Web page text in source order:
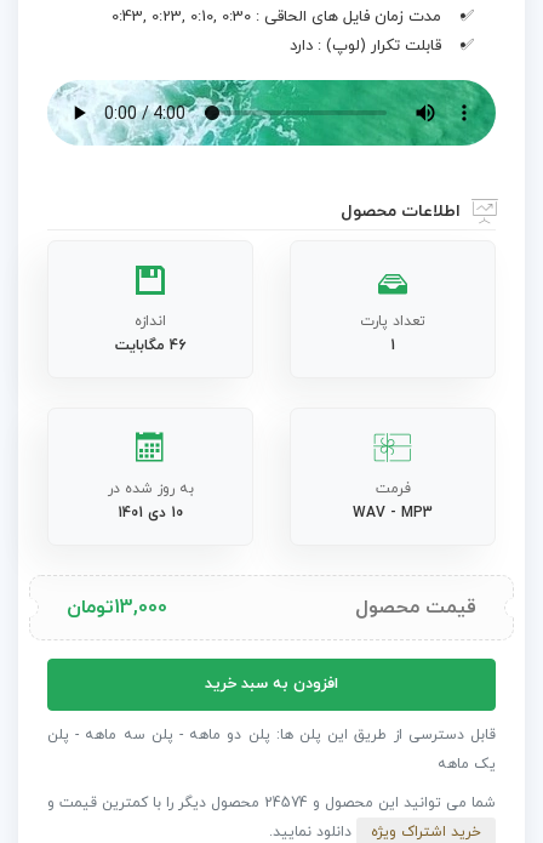
مدت زمان فایل های الحاقی : 0:43, 0:23, 0:10, 0:30
قابلت تکرار (لوپ) : دارد
اطلاعات محصول
تعداد پارت
1
اندازه
46 مگابایت
فرمت
WAV - MP3
به روز شده در
10 دی 1401
قیمت محصول 13,000تومان
تیزر
Mellow
افزودن به سبد خرید
قابل دسترسی از طریق این پلن ها: پلن دو ماهه - پلن سه ماهه - پلن
یک ماهه
شما می توانید این محصول و 24574 محصول دیگر را با کمترین قیمت و
خرید اشتراک ویژه
دانلود نمایید.